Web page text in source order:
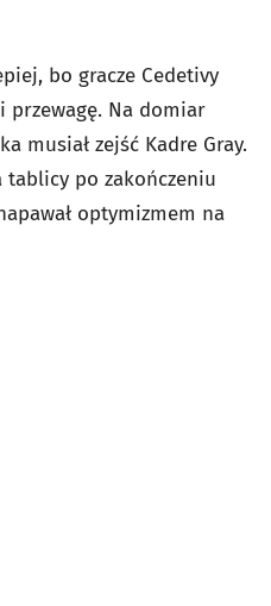
bo gracze Cedetivy
przewagę. Na domiar
musiał zejść Kadre Gray.
tablicy po zakończeniu
optymizmem na